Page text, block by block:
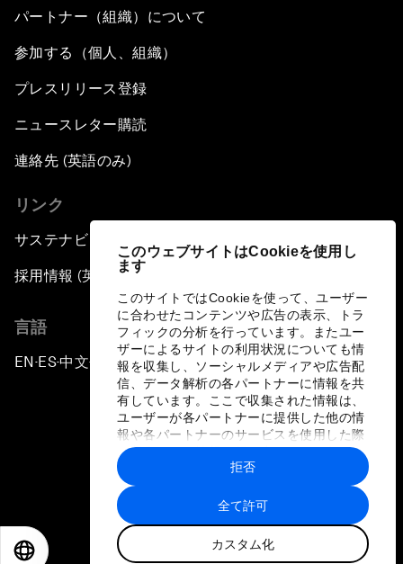
このウェブサイトはCookieを使用し
ます
このサイトではCookieを使って、ユーザー
に合わせたコンテンツや広告の表示、トラ
フィックの分析を行っています。またユー
ザーによるサイトの利用状況についても情
報を収集し、ソーシャルメディアや広告配
信、データ解析の各パートナーに情報を共
有しています。ここで収集された情報は、
ユーザーが各パートナーに提供した他の情
報や各パートナーのサービスを使用した際
に収集された情報と組み合わされ、各パー
トナーによって使用されることがありま
す。
全て許可
カスタム化
拒否
パートナー（組織）について
参加する（個人、組織）
プレスリリース登録
ニュースレター購読
連絡先 (英語のみ)
リンク
サステナビリティへの取り組み
採用情報 (英語のみ)
言語
EN ▪ES▪中文▪ 日本語
プライバシーポリシーと利用規約
サイトマップ
©
世界経済フォーラム